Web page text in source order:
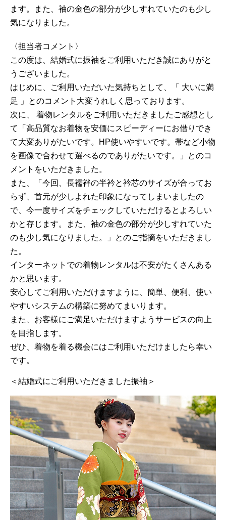
ます。また、袖の金色の部分が少しすれていたのも少し
気になりました。
〈担当者コメント〉
この度は、結婚式に振袖をご利用いただき誠にありがと
うございました。
はじめに、ご利用いただいた気持ちとして、「 大いに満
足 」とのコメント大変うれしく思っております。
次に、 着物レンタルをご利用いただきましたご感想とし
て「高品質なお着物を安価にスピーディーにお借りでき
て大変ありがたいです。HP使いやすいです。帯など小物
を画像で合わせて選べるのでありがたいです。」とのコ
メントをいただきました。
また、「今回、長襦袢の半衿と衿芯のサイズが合ってお
らず、首元が少しよれた印象になってしまいましたの
で、今一度サイズをチェックしていただけるとよろしい
かと存じます。また、袖の金色の部分が少しすれていた
のも少し気になりました。」とのご指摘をいただきまし
た。
インターネットでの着物レンタルは不安がたくさんある
かと思います。
安心してご利用いただけますように、簡単、便利、使い
やすいシステムの構築に努めてまいります。
また、お客様にご満足いただけますようサービスの向上
を目指します。
ぜひ、着物を着る機会にはご利用いただけましたら幸い
です。
＜結婚式にご利用いただきました振袖＞